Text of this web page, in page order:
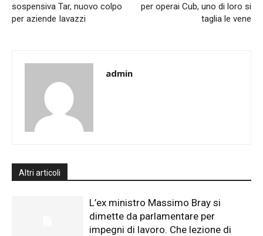
sospensiva Tar, nuovo colpo
per aziende Iavazzi
per operai Cub, uno di loro si
taglia le vene
admin
Altri articoli
L’ex ministro Massimo Bray si
dimette da parlamentare per
impegni di lavoro. Che lezione di